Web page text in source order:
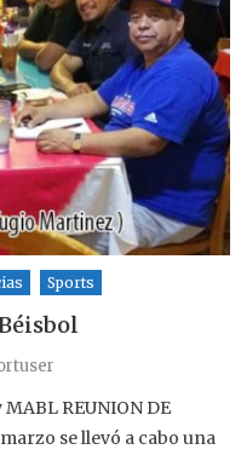
Sports
REUNION DE
se llevó a cabo una